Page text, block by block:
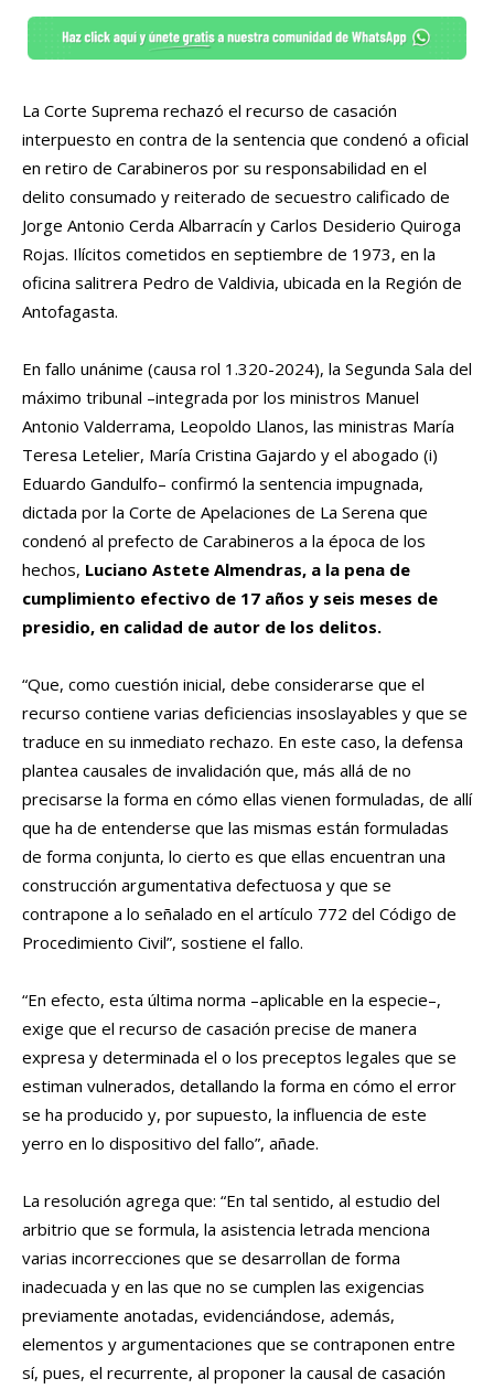
La Corte Suprema rechazó el recurso de casación
interpuesto en contra de la sentencia que condenó a oficial
en retiro de Carabineros por su responsabilidad en el
delito consumado y reiterado de secuestro calificado de
Jorge Antonio Cerda Albarracín y Carlos Desiderio Quiroga
Rojas. Ilícitos cometidos en septiembre de 1973, en la
oficina salitrera Pedro de Valdivia, ubicada en la Región de
Antofagasta.
En fallo unánime (causa rol 1.320-2024), la Segunda Sala del
máximo tribunal –integrada por los ministros Manuel
Antonio Valderrama, Leopoldo Llanos, las ministras María
Teresa Letelier, María Cristina Gajardo y el abogado (i)
Eduardo Gandulfo– confirmó la sentencia impugnada,
dictada por la Corte de Apelaciones de La Serena que
condenó al prefecto de Carabineros a la época de los
hechos, Luciano Astete Almendras, a la pena de
cumplimiento efectivo de 17 años y seis meses de
presidio, en calidad de autor de los delitos.
“Que, como cuestión inicial, debe considerarse que el
recurso contiene varias deficiencias insoslayables y que se
traduce en su inmediato rechazo. En este caso, la defensa
plantea causales de invalidación que, más allá de no
precisarse la forma en cómo ellas vienen formuladas, de allí
que ha de entenderse que las mismas están formuladas
de forma conjunta, lo cierto es que ellas encuentran una
construcción argumentativa defectuosa y que se
contrapone a lo señalado en el artículo 772 del Código de
Procedimiento Civil”, sostiene el fallo.
“En efecto, esta última norma –aplicable en la especie–,
exige que el recurso de casación precise de manera
expresa y determinada el o los preceptos legales que se
estiman vulnerados, detallando la forma en cómo el error
se ha producido y, por supuesto, la influencia de este
yerro en lo dispositivo del fallo”, añade.
La resolución agrega que: “En tal sentido, al estudio del
arbitrio que se formula, la asistencia letrada menciona
varias incorrecciones que se desarrollan de forma
inadecuada y en las que no se cumplen las exigencias
previamente anotadas, evidenciándose, además,
elementos y argumentaciones que se contraponen entre
sí, pues, el recurrente, al proponer la causal de casación